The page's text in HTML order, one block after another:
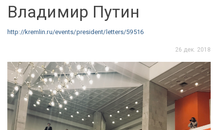
Владимир Путин
http://kremlin.ru/events/president/letters/59516
26 дек. 2018